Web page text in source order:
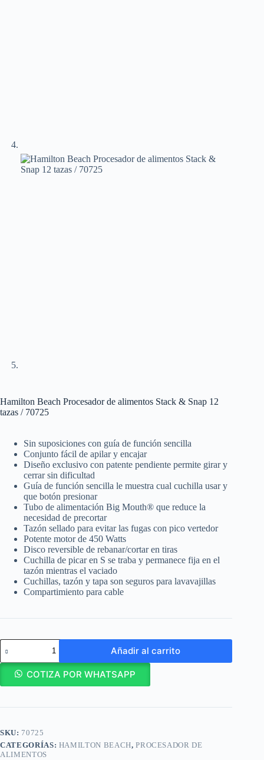
Hamilton Beach Procesador de alimentos Stack & Snap 12
tazas / 70725
Sin suposiciones con guía de función sencilla
Conjunto fácil de apilar y encajar
Diseño exclusivo con patente pendiente permite girar y
cerrar sin dificultad
Guía de función sencilla le muestra cual cuchilla usar y
que botón presionar
Tubo de alimentación Big Mouth® que reduce la
necesidad de precortar
Tazón sellado para evitar las fugas con pico vertedor
Potente motor de 450 Watts
Disco reversible de rebanar/cortar en tiras
Cuchilla de picar en S se traba y permanece fija en el
tazón mientras el vaciado
Cuchillas, tazón y tapa son seguros para lavavajillas
Compartimiento para cable
Hamilton
Beach
Procesador
alimentos
tazas
/
70725
Añadir al carrito
COTIZA POR WHATSAPP
SKU: 70725
CATEGORÍAS: HAMILTON BEACH,PROCESADOR DE
ALIMENTOS